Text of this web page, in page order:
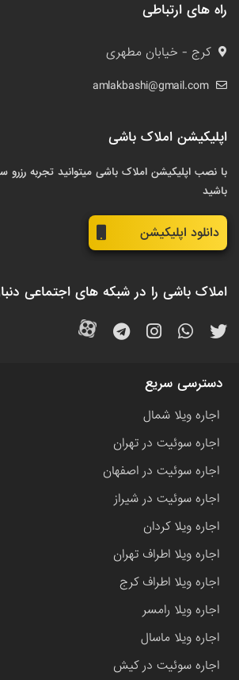
راه های ارتباطی
کرج - خیابان مطهری
amlakbashi@gmail.com
اپلیکیشن املاک باشی
با نصب اپلیکیشن املاک باشی میتوانید تجربه رزرو
باشید
دانلود اپلیکیشن
املاک باشی را در شبکه های اجتماعی
دسترسی سریع
اجاره ویلا شمال
اجاره سوئیت در تهران
اجاره سوئیت در اصفهان
اجاره سوئیت در شیراز
اجاره ویلا کردان
اجاره ویلا اطراف تهران
اجاره ویلا اطراف کرج
اجاره ویلا رامسر
اجاره ویلا ماسال
اجاره سوئیت در کیش